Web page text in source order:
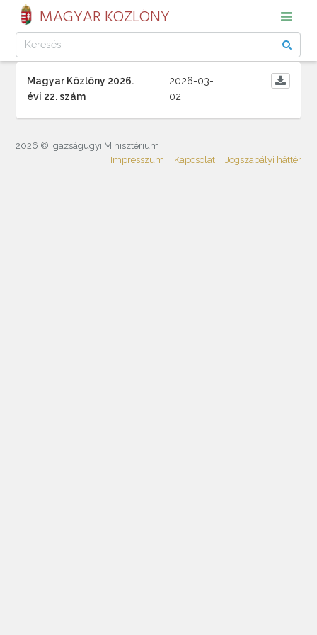
MAGYAR KÖZLÖNY
Magyar Közlöny 2026.
évi 22. szám
2026-03-
02
2026 © Igazságügyi Minisztérium
Impresszum
Kapcsolat Jogszabályi háttér